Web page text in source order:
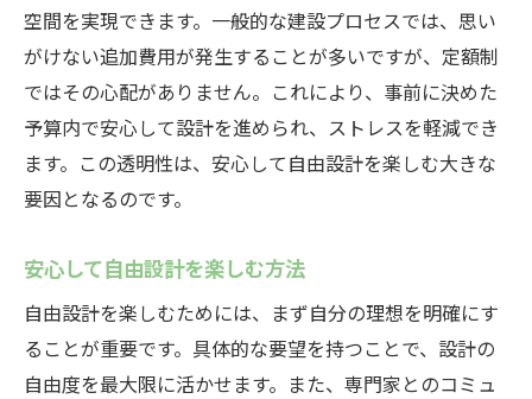
空間を実現できます。一般的な建設プロセスでは、思い
がけない追加費用が発生することが多いですが、定額制
ではその心配がありません。これにより、事前に決めた
予算内で安心して設計を進められ、ストレスを軽減でき
ます。この透明性は、安心して自由設計を楽しむ大きな
要因となるのです。
安心して自由設計を楽しむ方法
自由設計を楽しむためには、まず自分の理想を明確にす
ることが重要です。具体的な要望を持つことで、設計の
自由度を最大限に活かせます。また、専門家とのコミュ